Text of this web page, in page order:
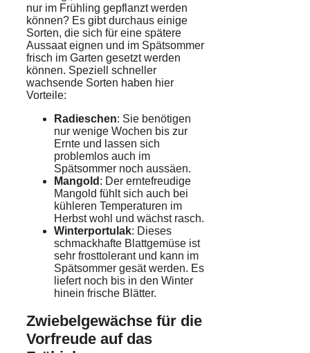
nur im Frühling gepflanzt werden
können? Es gibt durchaus einige
Sorten, die sich für eine spätere
Aussaat eignen und im Spätsommer
frisch im Garten gesetzt werden
können. Speziell schneller
wachsende Sorten haben hier
Vorteile:
Radieschen: Sie benötigen
nur wenige Wochen bis zur
Ernte und lassen sich
problemlos auch im
Spätsommer noch aussäen.
Mangold : Der erntefreudige
Mangold fühlt sich auch bei
kühleren Temperaturen im
Herbst wohl und wächst rasch.
Winterportulak: Dieses
schmackhafte Blattgemüse ist
sehr frosttolerant und kann im
Spätsommer gesät werden. Es
liefert noch bis in den Winter
hinein frische Blätter.
Zwiebelgewächse für die
Vorfreude auf das